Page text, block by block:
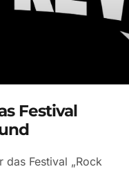
Festival
Festival „Rock